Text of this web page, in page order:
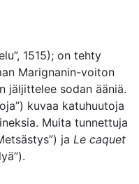
1515); on tehty
Marignanin-voiton
jäljittelee sodan ääniä.
kuvaa katuhuutoja
Muita tunnettuja
ja Le caquet